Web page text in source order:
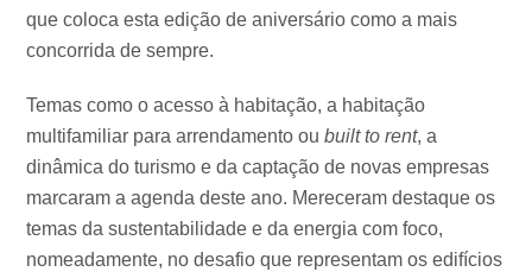
que coloca esta edição de aniversário como a mais
concorrida de sempre.
Temas como o acesso à habitação, a habitação
multifamiliar para arrendamento oubuilt to rent, a
dinâmica do turismo e da captação de novas empresas
marcaram a agenda deste ano. Mereceram destaque os
temas da sustentabilidade e da energia com foco,
nomeadamente, no desafio que representam os edifícios